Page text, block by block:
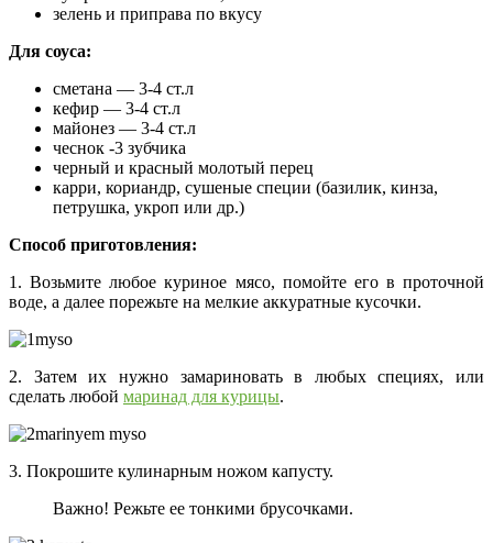
зелень и приправа по вкусу
Для соуса:
сметана — 3-4 ст.л
кефир — 3-4 ст.л
майонез — 3-4 ст.л
чеснок -3 зубчика
черный и красный молотый перец
карри, кориандр, сушеные специи (базилик, кинза,
петрушка, укроп или др.)
Способ приготовления:
1. Возьмите любое куриное мясо, помойте его в проточной
воде, а далее порежьте на мелкие аккуратные кусочки.
2. Затем их нужно замариновать в любых специях, или
сделать любой маринад для курицы.
3. Покрошите кулинарным ножом капусту.
Важно! Режьте ее тонкими брусочками.